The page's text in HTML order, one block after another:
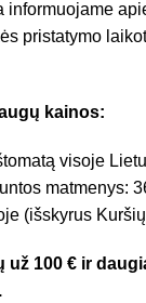
informuojame
pristatymo
kainos:
visoje
matmenys:
(išskyrus
už 100 € ir